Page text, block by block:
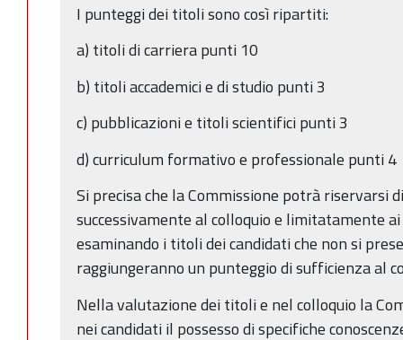
I punteggi dei titoli sono così ripartiti:
a) titoli di carriera punti 10
b) titoli accademici e di studio punti 3
c) pubblicazioni e titoli scientifici punti 3
d) curriculum formativo e professionale punti 4
Si precisa che la Commissione potrà riservarsi
successivamente al colloquio e limitatamente
esaminando i titoli dei candidati che non si
raggiungeranno un punteggio di sufficienza al
Nella valutazione dei titoli e nel colloquio la
nei candidati il possesso di specifiche